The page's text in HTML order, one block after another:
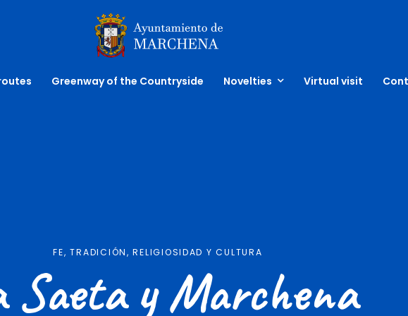
Inicio
Greenway of the Countryside Novelties Virtual visit
FE, TRADICIÓN, RELIGIOSIDAD Y CULTURA
Saeta y Marchena